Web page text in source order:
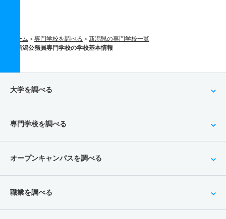
ホーム 専門学校を調べる
新潟県の専門学校一覧
新潟公務員専門学校の学校基本情報
大学を調べる
専門学校を調べる
オープンキャンパスを調べる
職業を調べる